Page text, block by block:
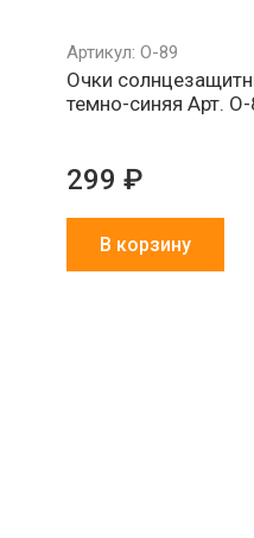
Артикул: О-89
Очки
темно-синяя Арт.
299 ₽
В корзину